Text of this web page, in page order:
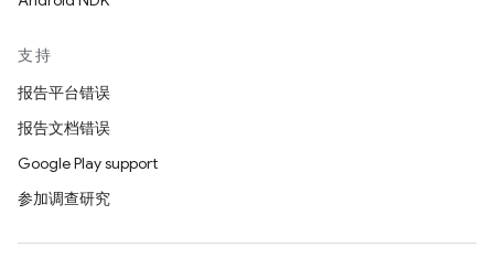
支持
报告平台错误
报告文档错误
Google Play support
参加调查研究